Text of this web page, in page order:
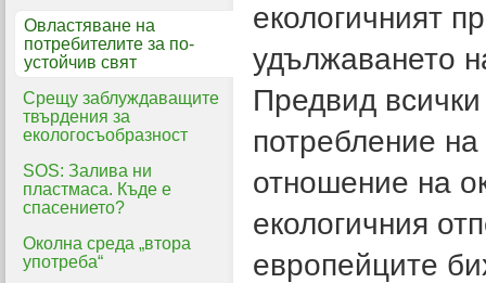
Овластяване на
потребителите за по-
устойчив свят
Срещу заблуждаващите
твърдения за
екологосъобразност
SOS: Залива ни
пластмаса. Къде е
спасението?
Околна среда „втора
употреба“
екологичният
удължаването
Предвид
потребление
отношение на
екологичния
европейците